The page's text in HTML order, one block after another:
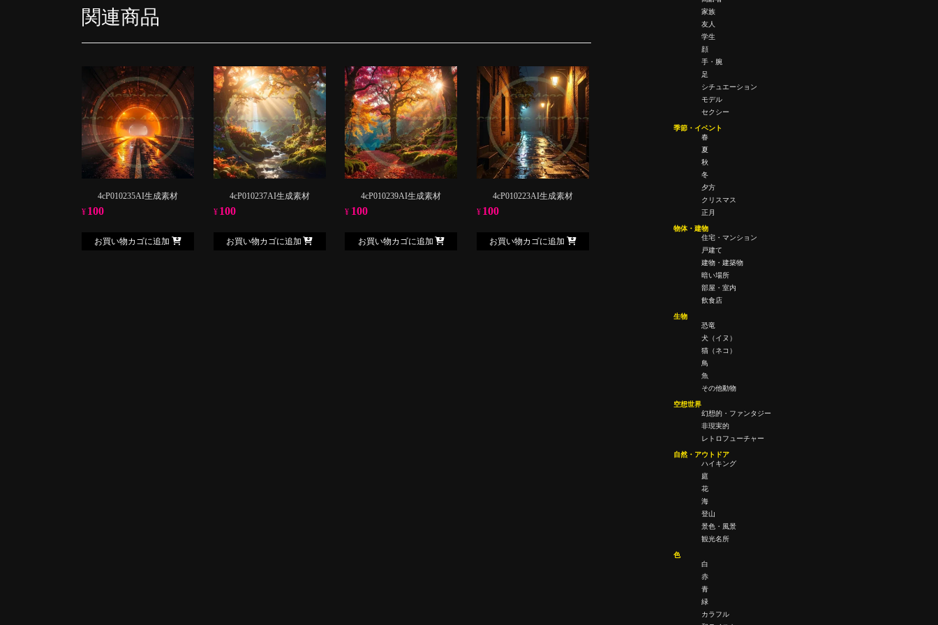
関連商品
4cP010235AI生成素材
¥ 100
お買い物カゴに追加
4cP010237AI生成素材
¥ 100
お買い物カゴに追加
4cP010239AI生成素材
¥ 100
お買い物カゴに追加
4cP010223AI生成素材
¥ 100
お買い物カゴに追加
家族
友人
学生
顔
手・腕
足
シチュエーション
モデル
セクシー
季節・イベント
春
夏
秋
冬
夕方
クリスマス
正月
物体・建物
住宅・マンション
戸建て
建物・建築物
暗い場所
部屋・室内
飲食店
生物
恐竜
犬（イヌ）
猫（ネコ）
鳥
魚
その他動物
空想世界
幻想的・ファンタジー
非現実的
レトロフューチャー
自然・アウトドア
ハイキング
庭
花
海
登山
景色・風景
観光名所
色
白
赤
青
緑
カラフル